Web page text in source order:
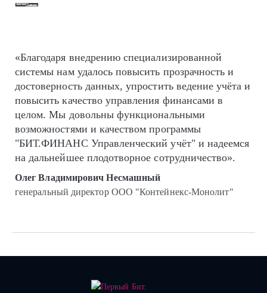
«Благодаря внедрению специализированной
системы нам удалось повысить прозрачность и
достоверность данных, упростить ведение учёта и
повысить качество управления финансами в
целом. Мы довольны функциональными
возможностями и качеством программы
"БИТ.ФИНАНС Управленческий учёт" и надеемся
на дальнейшее плодотворное сотрудничество».
Олег Владимирович Несмашный
генеральный директор ООО "Контейнекс-Монолит"